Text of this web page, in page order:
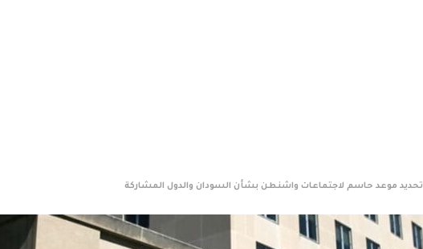
تحديد موعد حاسم لاجتماعات واشنطن بشأن السودان والدول المشاركة